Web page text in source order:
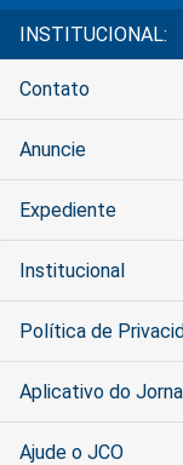
INSTITUCIONAL:
Contato
Anuncie
Expediente
Institucional
Política de
Aplicativo do
Ajude o JCO